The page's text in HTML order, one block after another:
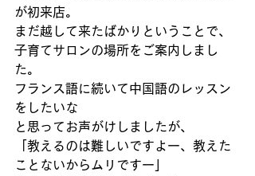
が初来店。
まだ越して来たばかりということで、
子育てサロンの場所をご案内しまし
た。
フランス語に続いて中国語のレッスン
をしたいな
と思ってお声がけしましたが、
「教えるのは難しいですよー、教えた
ことないからムリですー」